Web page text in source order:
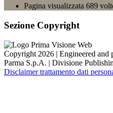
Pagina visualizzata 689
Sezione Copyright
Copyright 2026 | Engineered and
Parma S.p.A. | Divisione
Disclaimer trattamento dati